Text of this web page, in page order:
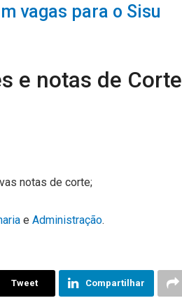
vagas para o Sisu
e notas de Corte
notas de corte;
e Administração.
Tweet Compartilhar